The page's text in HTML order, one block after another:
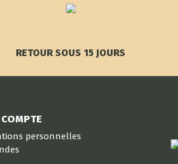
RETOUR SOUS 15 JOURS
personnelles